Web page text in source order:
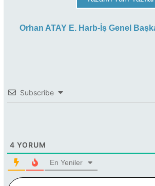
Orhan ATAY E. Harb-İş Genel
Subscribe
4 YORUM
En Yeniler